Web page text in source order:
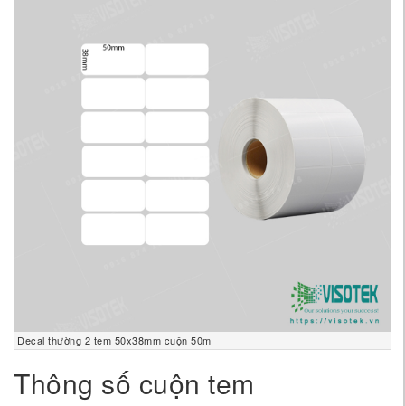
Decal thường 2 tem 50x38mm cuộn 50m
Thông số cuộn tem